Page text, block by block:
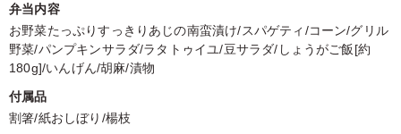
弁当内容
お野菜たっぷりすっきりあじの南蛮漬け/スパゲティ/コーン/グリル
野菜/パンプキンサラダ/ラタトゥイユ/豆サラダ/しょうがご飯[約
180g]/いんげん/胡麻/漬物
付属品
割箸/紙おしぼり/楊枝